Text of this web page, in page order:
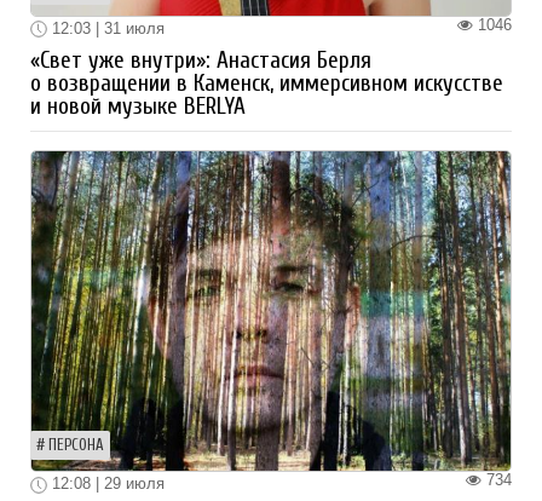
1046
12:03 | 31 июля
«Свет уже внутри»: Анастасия Берля
о возвращении в Каменск, иммерсивном искусстве
и новой музыке BERLYA
ПЕРСОНА
734
12:08 | 29 июля